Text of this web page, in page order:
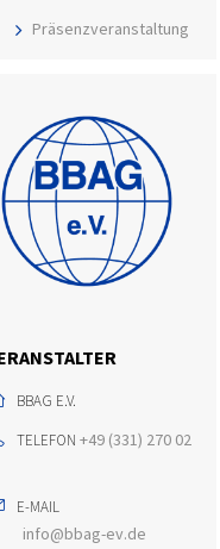
Präsenzveranstaltung
BBAG E.V.
TELEFON +49 (331) 270 02
E-MAIL
info@bbag-ev.de